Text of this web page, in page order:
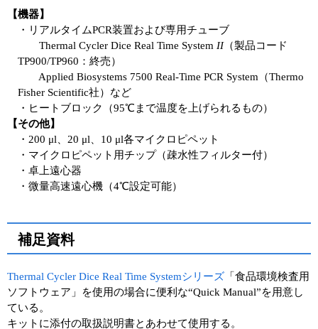
【機器】
・リアルタイムPCR装置および専用チューブ
Thermal Cycler Dice Real Time System II（製品コード
TP900/TP960：終売）
Applied Biosystems 7500 Real-Time PCR System（Thermo
Fisher Scientific社）など
・ヒートブロック（95℃まで温度を上げられるもの）
【その他】
・200 μl、20 μl、10 μl各マイクロピペット
・マイクロピペット用チップ（疎水性フィルター付）
・卓上遠心器
・微量高速遠心機（4℃設定可能）
補足資料
Thermal Cycler Dice Real Time Systemシリーズ 「食品環境検査用
ソフトウェア」を使用の場合に便利な“Quick Manual”を用意し
ている。
キットに添付の取扱説明書とあわせて使用する。